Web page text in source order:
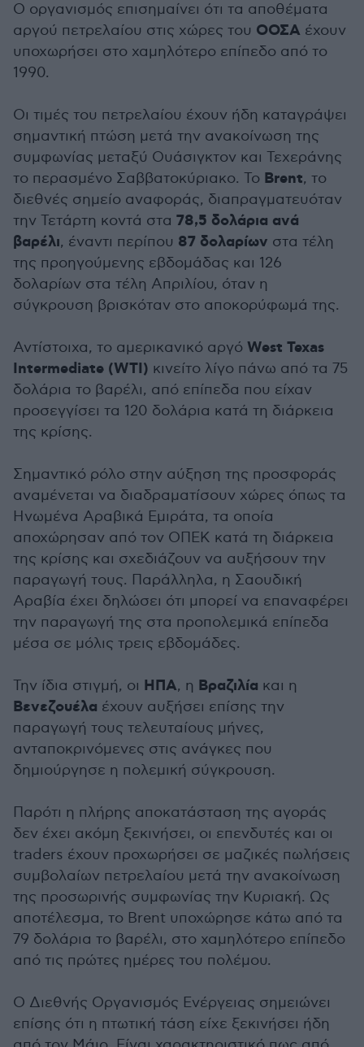
Ο οργανισμός επισημαίνει ότι τα αποθέματα
αργού πετρελαίου στις χώρες του ΟΟΣΑ έχουν
υποχωρήσει στο χαμηλότερο επίπεδο από το
1990.
Οι τιμές του πετρελαίου έχουν ήδη καταγράψει
σημαντική πτώση μετά την ανακοίνωση της
συμφωνίας μεταξύ Ουάσιγκτον και Τεχεράνης
το περασμένο Σαββατοκύριακο. Το Brent, το
διεθνές σημείο αναφοράς, διαπραγματευόταν
την Τετάρτη κοντά στα 78,5 δολάρια ανά
βαρέλι, έναντι περίπου 87 δολαρίων στα τέλη
της προηγούμενης εβδομάδας και 126
δολαρίων στα τέλη Απριλίου, όταν η
σύγκρουση βρισκόταν στο αποκορύφωμά της.
Αντίστοιχα, το αμερικανικό αργό West Texas
Intermediate (WTI) κινείτο λίγο πάνω από τα 75
δολάρια το βαρέλι, από επίπεδα που είχαν
προσεγγίσει τα 120 δολάρια κατά τη διάρκεια
της κρίσης.
Σημαντικό ρόλο στην αύξηση της προσφοράς
αναμένεται να διαδραματίσουν χώρες όπως τα
Ηνωμένα Αραβικά Εμιράτα, τα οποία
αποχώρησαν από τον ΟΠΕΚ κατά τη διάρκεια
της κρίσης και σχεδιάζουν να αυξήσουν την
παραγωγή τους. Παράλληλα, η Σαουδική
Αραβία έχει δηλώσει ότι μπορεί να επαναφέρει
την παραγωγή της στα προπολεμικά επίπεδα
μέσα σε μόλις τρεις εβδομάδες.
Την ίδια στιγμή, οι ΗΠΑ, η Βραζιλία και η
Βενεζουέλα έχουν αυξήσει επίσης την
παραγωγή τους τελευταίους μήνες,
ανταποκρινόμενες στις ανάγκες που
δημιούργησε η πολεμική σύγκρουση.
Παρότι η πλήρης αποκατάσταση της αγοράς
δεν έχει ακόμη ξεκινήσει, οι επενδυτές και οι
traders έχουν προχωρήσει σε μαζικές πωλήσεις
συμβολαίων πετρελαίου μετά την ανακοίνωση
της προσωρινής συμφωνίας την Κυριακή. Ως
αποτέλεσμα, το Brent υποχώρησε κάτω από τα
79 δολάρια το βαρέλι, στο χαμηλότερο επίπεδο
από τις πρώτες ημέρες του πολέμου.
Ο Διεθνής Οργανισμός Ενέργειας σημειώνει
επίσης ότι η πτωτική τάση είχε ξεκινήσει ήδη